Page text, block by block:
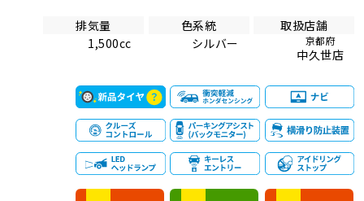
排気量
1,500cc
色系統
シルバー
取扱店舗
京都府
中久世店